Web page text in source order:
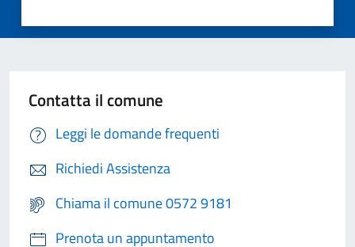
Contatta il comune
Leggi le domande frequenti
Richiedi Assistenza
Chiama il comune 0572 9181
Prenota un appuntamento